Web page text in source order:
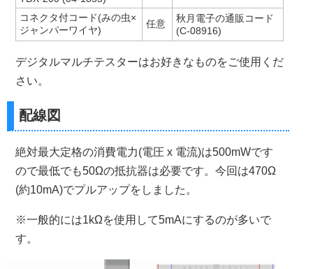
コネクタ付コード(みの虫×
ジャンパーワイヤ)
任意
秋月電子の通販コード
(C-08916)
デジタルマルチテスターはお好きなものをご使用くだ
さい。
配線図
絶対最大定格の消費電力(電圧 x 電流)は500mWです
ので最低でも50Ωの抵抗器は必要です。今回は470Ω
(約10mA)でプルアップをしました。
※一般的には1kΩを使用して5mAにするのが多いで
す。